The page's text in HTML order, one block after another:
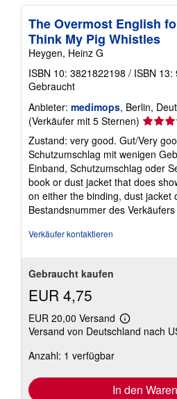
The Overmost English
Think My Pig Whistles
Heygen, Heinz G
ISBN 10: 3821822198 / ISBN 13:
Gebraucht
Anbieter: medimops, Berlin,
(Verkäufer mit 5 Sternen)
5
von
5
Sternen
Zustand: very good. Gut/Very
Schutzumschlag mit wenigen
Einband, Schutzumschlag oder
book or dust jacket that does
on either the binding, dust jacket
Bestandsnummer des
Verkäufer kontaktieren
Gebraucht kaufen
EUR 4,75
EUR 20,00 Versand
Weitere
Versand von Deutschland nach
Anzahl: 1 verfügbar
In den